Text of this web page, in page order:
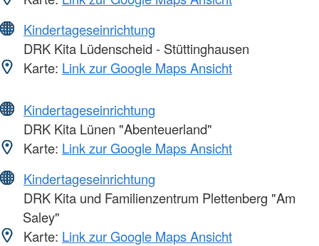
Kindertageseinrichtung
DRK Kita Lüdenscheid - Stüttinghausen
Karte: Link zur Google Maps Ansicht
Kindertageseinrichtung
DRK Kita Lünen "Abenteuerland"
Karte: Link zur Google Maps Ansicht
Kindertageseinrichtung
DRK Kita und Familienzentrum Plettenberg "Am
Saley"
Karte: Link zur Google Maps Ansicht